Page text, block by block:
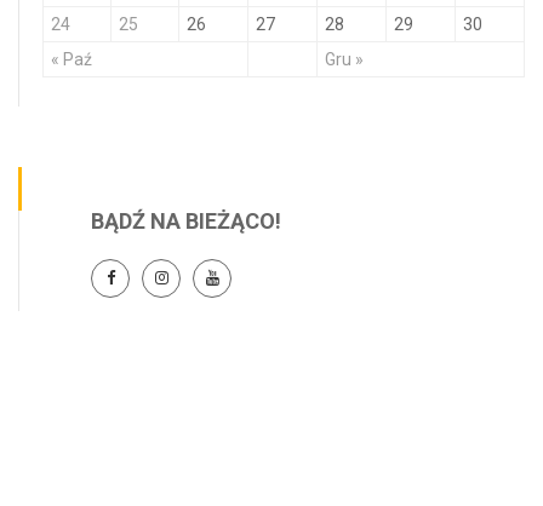
« Paź Gru »
24
25 26 27 28 29 30
BĄDŹ NA BIEŻĄCO!